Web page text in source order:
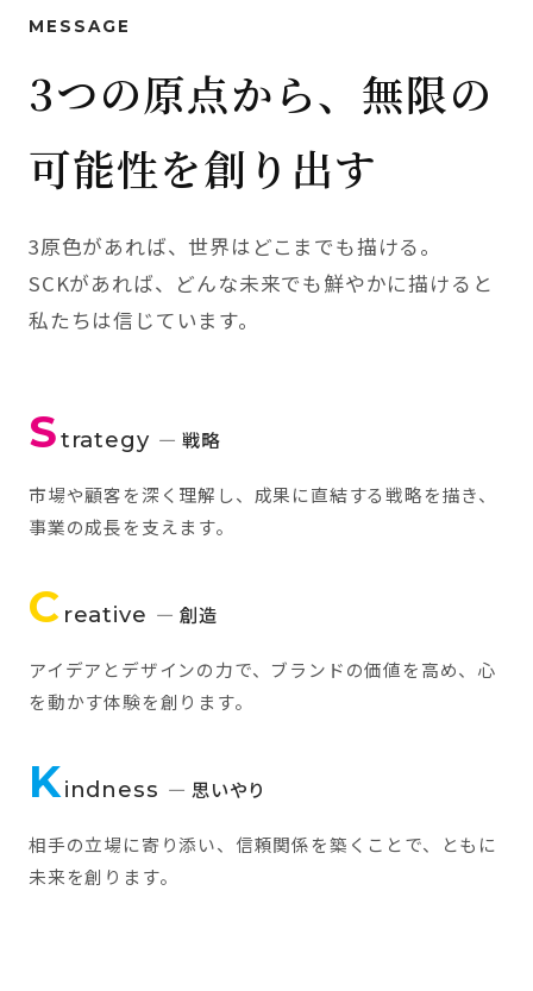
MESSAGE
3つの原点から、無限の
可能性を創り出す
3原色があれば、世界はどこまでも描ける。
SCKがあれば、どんな未来でも鮮やかに描けると
私たちは信じています。
Strategy — 戦略
市場や顧客を深く理解し、成果に直結する戦略を描き、
事業の成長を支えます。
C reative — 創造
アイデアとデザインの力で、ブランドの価値を高め、心
を動かす体験を創ります。
Kindness — 思いやり
相手の立場に寄り添い、信頼関係を築くことで、ともに
未来を創ります。